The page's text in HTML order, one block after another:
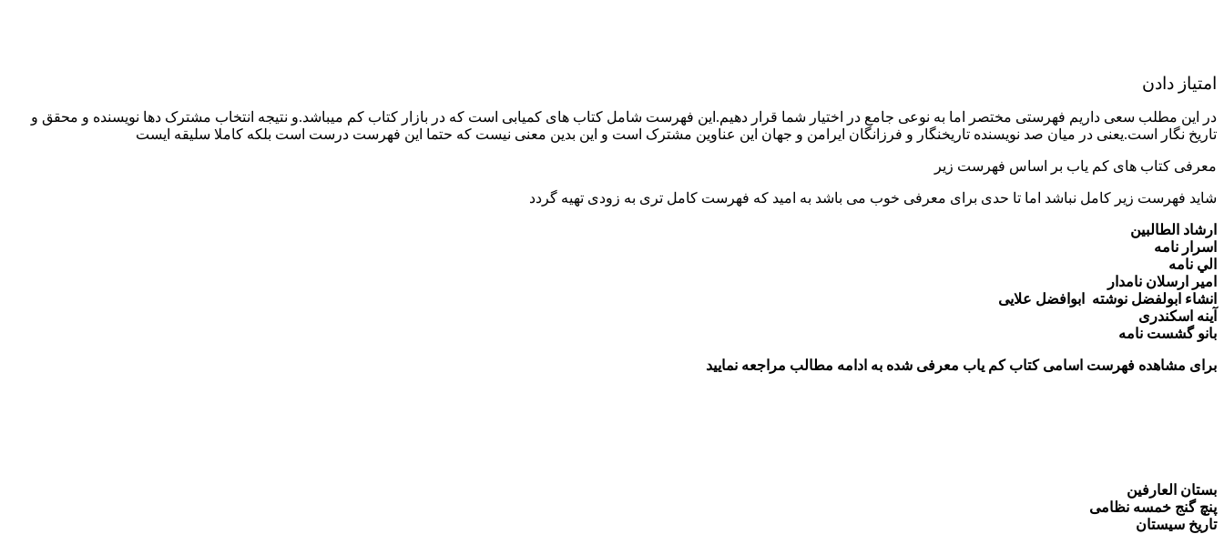
امتیاز دادن
در این مطلب سعی داریم فهرستی مختصر اما به نوعی جامع در اختیار شما قرار دهیم.این فهرست شامل کتاب های کمیابی است که در بازار کتاب کم میباشد.و نتیجه انتخاب مشترک دها نویسنده و محقق و
تاریخ نگار است.یعنی در میان صد نویسنده تاریخنگار و فرزانگان ایرامن و جهان این عناوین مشترک است و این بدین معنی نیست که حتما این فهرست درست است بلکه کاملا سلیقه ایست
معرفی کتاب های کم یاب بر اساس فهرست زیر
شاید فهرست زیر کامل نباشد اما تا حدی برای معرفی خوب می باشد به امید که فهرست کامل تری به زودی تهیه گردد
ارشاد الطالبین
اسرار نامه
الي نامه
امیر ارسلان نامدار
انشاء ابولفضل نوشته ابوافضل علایی
آینه اسكندری
بانو گشست نامه
برای مشاهده فهرست اسامی کتاب کم یاب معرفی شده به ادامه مطالب مراجعه نمایید
بستان العارفین
پنچ گنج خمسه نظامی
تاریخ سیستان